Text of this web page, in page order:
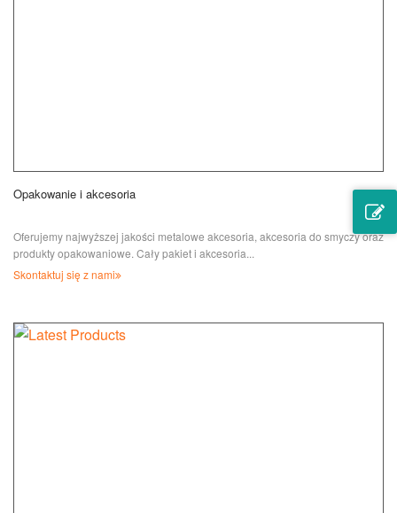
Opakowanie i akcesoria
Oferujemy najwyższej jakości metalowe akcesoria, akcesoria do smyczy oraz
produkty opakowaniowe. Cały pakiet i akcesoria...
Skontaktuj się z nami